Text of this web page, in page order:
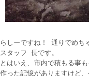
らしーですね！ 通りでめち
スタッフ 長です。
とはいえ、市内で積もる事
作った記憶がありますけど